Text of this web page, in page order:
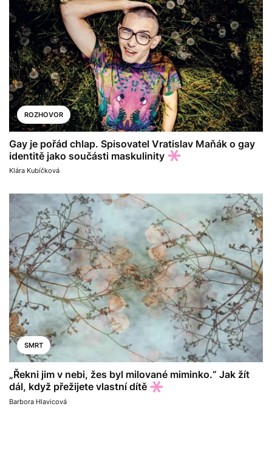
ROZHOVOR
Gay je pořád chlap. Spisovatel Vratislav Maňák o gay
identitě jako součásti maskulinity
Klára Kubíčková
SMRT
„Řekni jim v nebi, žes byl milované miminko.“ Jak žít
dál, když přežijete vlastní dítě
Barbora Hlavicová